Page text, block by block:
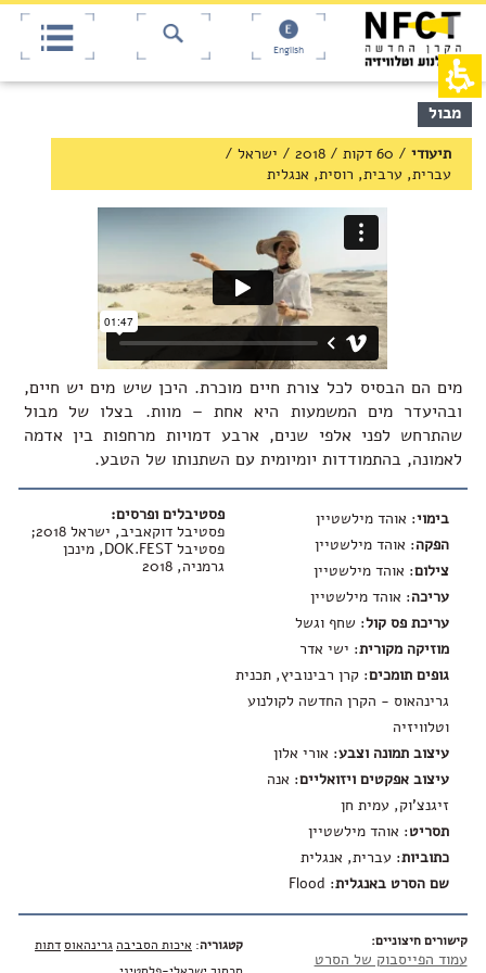
תחילתו
אינטרנט,
לחץ
אנטר
כדי
לאזור
ראש
באפשרותך
ללחוץ
אנטר
כדי
לדלג
English
תוכן
מרכזי,
באפשרותך
ללחוץ
אנטר
מבול
תיעודי / 60 דקות /
2018
/ ישראל /
עברית, ערבית, רוסית, אנגלית
מים הם הבסיס לכל צורת חיים מוכרת. היכן שיש מים יש חיים,
ובהיעדר מים המשמעות היא אחת – מוות. בצלו של מבול
שהתרחש לפני אלפי שנים, ארבע דמויות מרחפות בין אדמה
לאמונה, בהתמודדות יומיומית עם השתנותו של הטבע.
פסטיבלים ופרסים:
פסטיבל דוקאביב, ישראל 2018;
פסטיבל DOK.FEST, מינכן
גרמניה, 2018
בימוי: אוהד מילשטיין
הפקה: אוהד מילשטיין
צילום: אוהד מילשטיין
עריכה: אוהד מילשטיין
עריכת פס קול: שחף וגשל
מוזיקה מקורית: ישי אדר
גופים תומכים: קרן רבינוביץ, תכנית
גרינהאוס - הקרן החדשה לקולנוע
וטלוויזיה
עיצוב תמונה וצבע: אורי אלון
עיצוב אפקטים ויזואליים: אנה
זיגנצ'וק, עמית חן
תסריט: אוהד מילשטיין
כתוביות: עברית, אנגלית
שם הסרט באנגלית:
Flood
קישורים חיצוניים:
עמוד הפייסבוק של הסרט
קטגוריה: איכות הסביבה גרינהאוסדתות